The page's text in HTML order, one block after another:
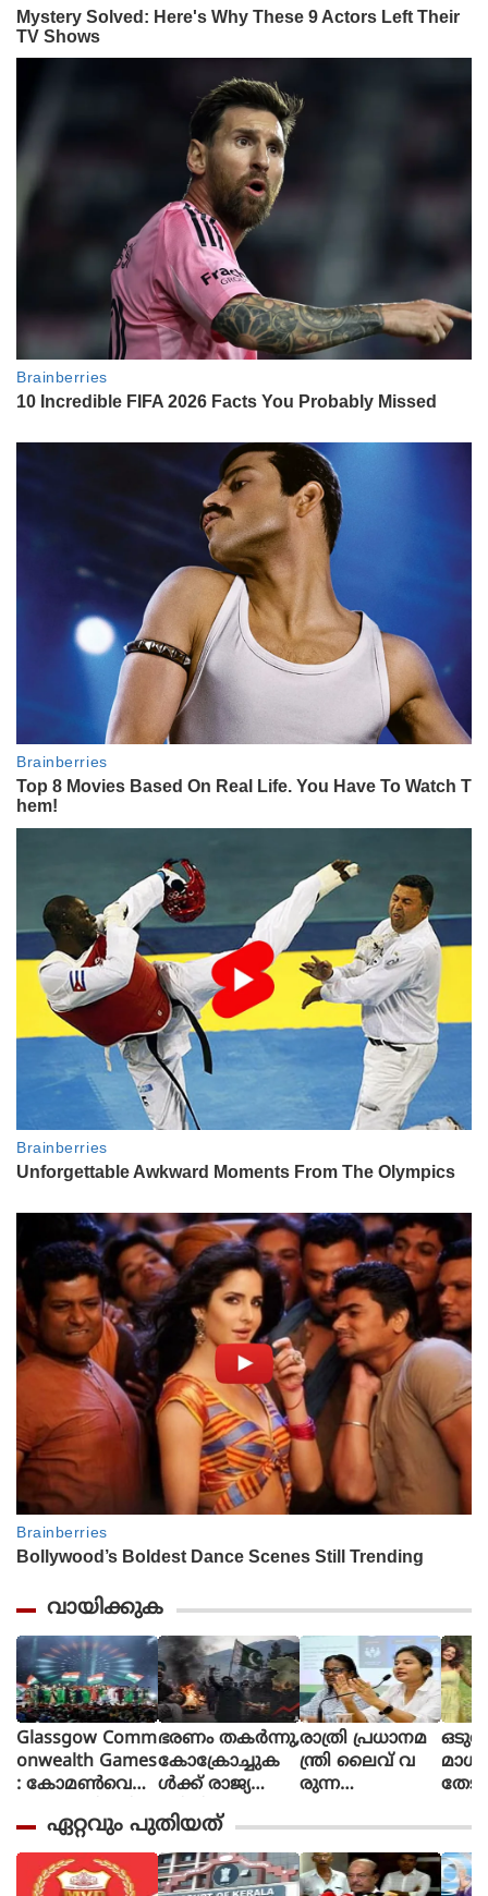
വായിക്കുക
Glassgow Comm
onwealth Games
: കോമൺവെൽ
ഗ്ലാസ്ഗോയിൽ
കൊടിയിറങ്ങി,
മെഡൽ നേട്ട
ഭരണം തകര്‍ന്നു,
കോക്രോച്ചുക
ള്‍ക്ക് രാജ്യത്തെ
മറിച്ചിടാന്‍ ക
ഴിയും:
പാകിസ്ഥാന്‍ ആ
ഭ്യന്തര മന്ത്രി
രാത്രി പ്രധാനമ
ന്ത്രി ലൈവ് വ
രുന്ന
ലീവ് പ്ര
ഖ്യാപിക്കേണ്ടത്,
എറണാകുളം
തി
രെ
ഏറ്റവും പുതിയത്